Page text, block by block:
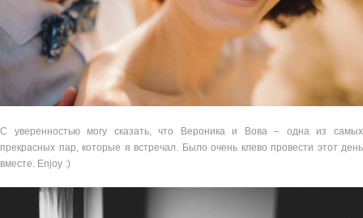
С уверенностью могу сказать, что Вероника и Вова – одна из самых
прекрасных пар, которые я встречал. Было очень клево провести этот день
вместе. Enjoy :)